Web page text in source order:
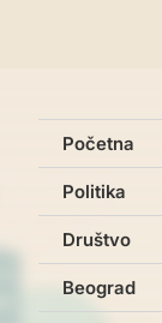
Početna
Politika
Društvo
Beograd